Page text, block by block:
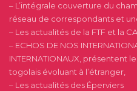
– L’intégrale couverture du
réseau de correspondants et
– Les actualités de la FTF et la
– ECHOS DE NOS
INTERNATIONAUX, présentent
togolais évoluant à l’étranger,
– Les actualités des Éperviers